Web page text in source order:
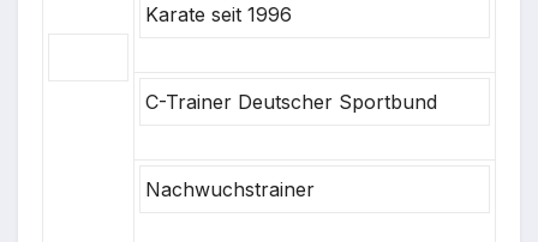
Karate seit 1996
C-Trainer Deutscher Sportbund
Nachwuchstrainer